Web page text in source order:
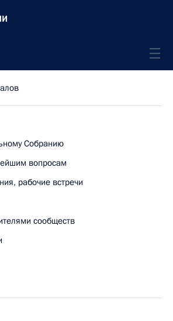
Собранию
вопросам
рабочие встречи
сообществ